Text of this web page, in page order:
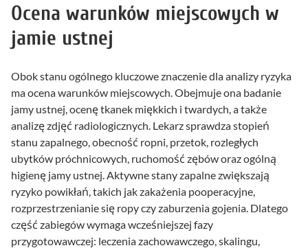
Ocena warunków miejscowych w
jamie ustnej
Obok stanu ogólnego kluczowe znaczenie dla analizy ryzyka
ma ocena warunków miejscowych. Obejmuje ona badanie
jamy ustnej, ocenę tkanek miękkich i twardych, a także
analizę zdjęć radiologicznych. Lekarz sprawdza stopień
stanu zapalnego, obecność ropni, przetok, rozległych
ubytków próchnicowych, ruchomość zębów oraz ogólną
higienę jamy ustnej. Aktywne stany zapalne zwiększają
ryzyko powikłań, takich jak zakażenia pooperacyjne,
rozprzestrzenianie się ropy czy zaburzenia gojenia. Dlatego
część zabiegów wymaga wcześniejszej fazy
przygotowawczej: leczenia zachowawczego, skalingu,